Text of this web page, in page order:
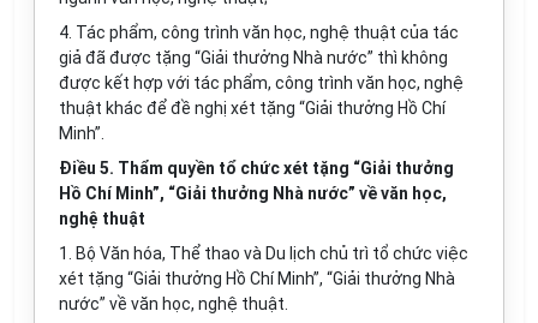
4. Tác phẩm, công trình văn học, nghệ thuật của tác
giả đã được tặng “Giải thưởng Nhà nước” thì không
được kết hợp với tác phẩm, công trình văn học, nghệ
thuật khác để đề nghị xét tặng “Giải thưởng Hồ Chí
Minh”.
Điều 5. Thẩm quyền tổ chức xét tặng “Giải thưởng
Hồ Chí Minh”, “Giải thưởng Nhà nước” về văn học,
nghệ thuật
1.
Bộ Văn hóa, Thể thao và Du lịch chủ trì tổ chức việc
xét tặng “Giải thưởng Hồ Chí Minh”, “Giải thưởng Nhà
nước” về văn học, nghệ thuật.